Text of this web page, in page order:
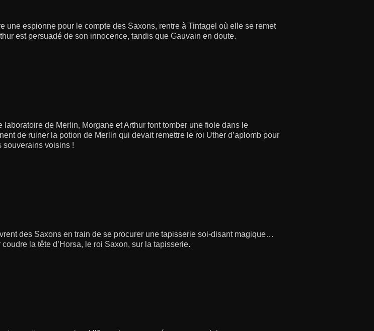
une espionne pour le compte des Saxons, rentre à Tintagel où elle se remet
est persuadé de son innocence, tandis que Gauvain en doute.
laboratoire de Merlin, Morgane et Arthur font tomber une fiole dans le
de ruiner la potion de Merlin qui devait remettre le roi Uther d’aplomb pour
souverains voisins !
des Saxons en train de se procurer une tapisserie soi-disant magique…
la tête d’Horsa, le roi Saxon, sur la tapisserie.